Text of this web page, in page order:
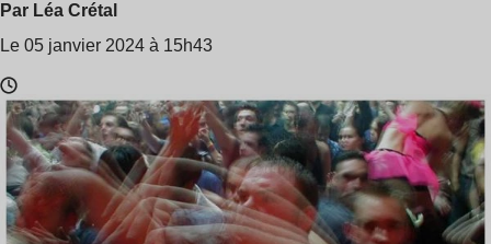
Par Léa Crétal
Le 05 janvier 2024 à 15h43
Temps
de
lecture
2
min